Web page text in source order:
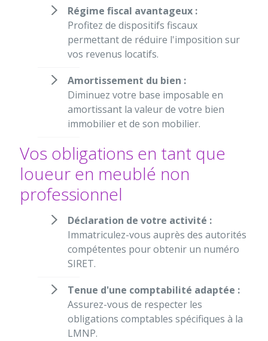
Régime fiscal avantageux :
Profitez de dispositifs fiscaux
permettant de réduire l'imposition sur
vos revenus locatifs.
Amortissement du bien :
Diminuez votre base imposable en
amortissant la valeur de votre bien
immobilier et de son mobilier.
Vos obligations en tant que
loueur en meublé non
professionnel
Déclaration de votre activité :
Immatriculez-vous auprès des autorités
compétentes pour obtenir un numéro
SIRET.
Tenue d'une comptabilité adaptée :
Assurez-vous de respecter les
obligations comptables spécifiques à la
LMNP.